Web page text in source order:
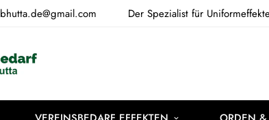
bhutta.de@gmail.com Der Spezialist für